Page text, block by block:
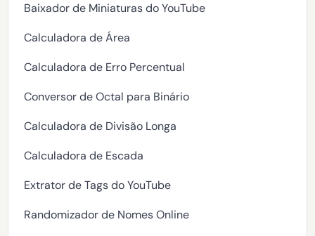
Baixador de Miniaturas do YouTube
Calculadora de Área
Calculadora de Erro Percentual
Conversor de Octal para Binário
Calculadora de Divisão Longa
Calculadora de Escada
Extrator de Tags do YouTube
Randomizador de Nomes Online